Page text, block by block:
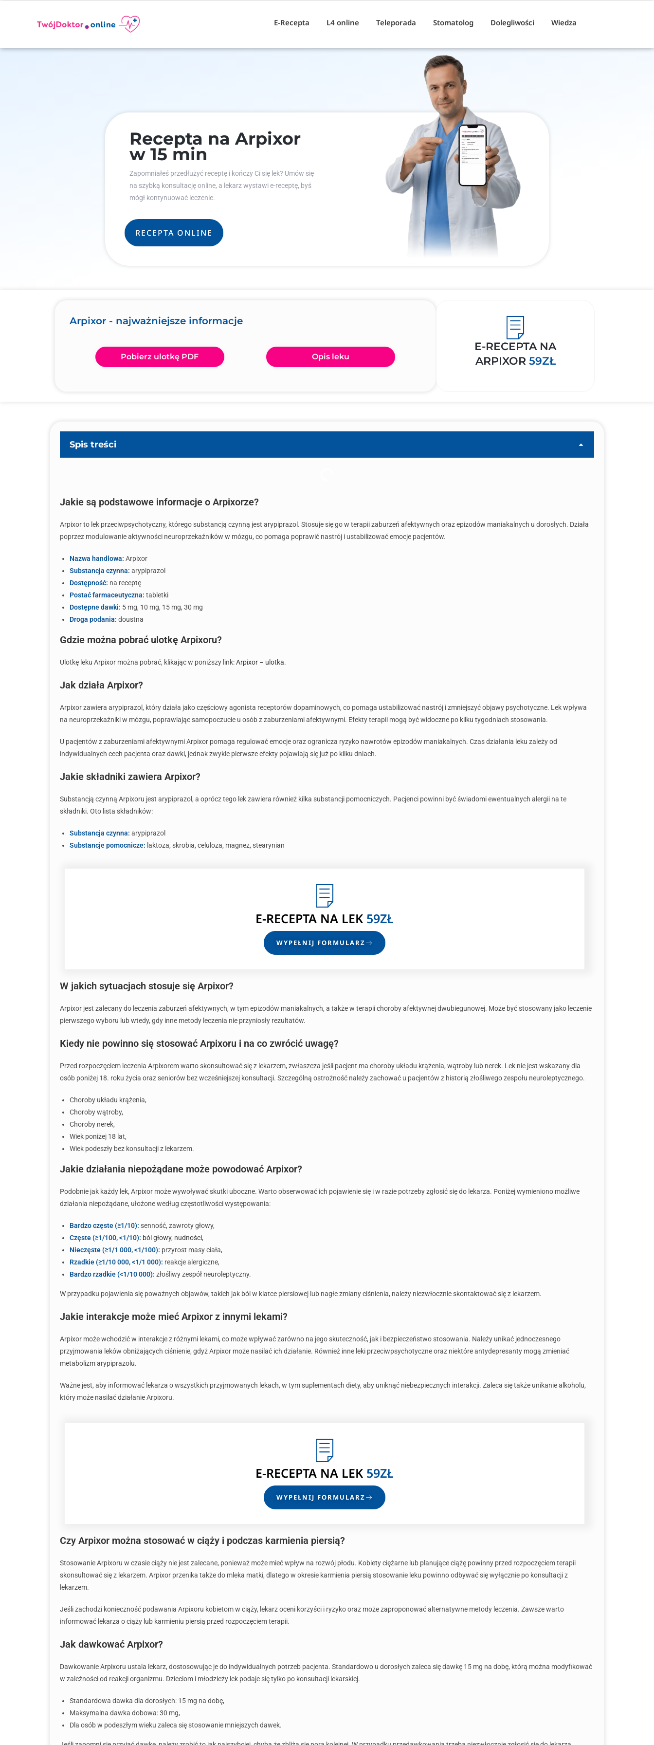
E-Recepta L4 online Teleporada Stomatolog Dolegliwości Wiedza
Recepta na Arpixor
w 15 min
Zapomniałeś przedłużyć receptę i kończy Ci się lek? Umów się
na szybką konsultację online, a lekarz wystawi e-receptę, byś
mógł kontynuować leczenie.
RECEPTA ONLINE
Arpixor - najważniejsze informacje
Pobierz ulotkę PDF Opis leku
E-RECEPTA NA
ARPIXOR 59ZŁ
Spis treści
Jakie są podstawowe informacje o Arpixorze?
Arpixor to lek przeciwpsychotyczny, którego substancją czynną jest arypiprazol. Stosuje się go w terapii zaburzeń afektywnych oraz epizodów maniakalnych u dorosłych. Działa
poprzez modulowanie aktywności neuroprzekaźników w mózgu, co pomaga poprawić nastrój i ustabilizować emocje pacjentów.
Nazwa handlowa: Arpixor
Substancja czynna: arypiprazol
Dostępność: na receptę
Postać farmaceutyczna: tabletki
Dostępne dawki: 5 mg, 10 mg, 15 mg, 30 mg
Droga podania: doustna
Gdzie można pobrać ulotkę Arpixoru?
Ulotkę leku Arpixor można pobrać, klikając w poniższy link:Arpixor – ulotka.
Jak działa Arpixor?
Arpixor zawiera arypiprazol, który działa jako częściowy agonista receptorów dopaminowych, co pomaga ustabilizować nastrój i zmniejszyć objawy psychotyczne. Lek wpływa
na neuroprzekaźniki w mózgu, poprawiając samopoczucie u osób z zaburzeniami afektywnymi. Efekty terapii mogą być widoczne po kilku tygodniach stosowania.
U pacjentów z zaburzeniami afektywnymi Arpixor pomaga regulować emocje oraz ogranicza ryzyko nawrotów epizodów maniakalnych. Czas działania leku zależy od
indywidualnych cech pacjenta oraz dawki, jednak zwykle pierwsze efekty pojawiają się już po kilku dniach.
Jakie składniki zawiera Arpixor?
Substancją czynną Arpixoru jest arypiprazol, a oprócz tego lek zawiera również kilka substancji pomocniczych. Pacjenci powinni być świadomi ewentualnych alergii na te
składniki. Oto lista składników:
Substancja czynna: arypiprazol
Substancje pomocnicze: laktoza, skrobia, celuloza, magnez, stearynian
E-RECEPTA NA LEK 59ZŁ
WYPEŁNIJ FORMULARZ
W jakich sytuacjach stosuje się Arpixor?
Arpixor jest zalecany do leczenia zaburzeń afektywnych, w tym epizodów maniakalnych, a także w terapii choroby afektywnej dwubiegunowej. Może być stosowany jako leczenie
pierwszego wyboru lub wtedy, gdy inne metody leczenia nie przyniosły rezultatów.
Kiedy nie powinno się stosować Arpixoru i na co zwrócić uwagę?
Przed rozpoczęciem leczenia Arpixorem warto skonsultować się z lekarzem, zwłaszcza jeśli pacjent ma choroby układu krążenia, wątroby lub nerek. Lek nie jest wskazany dla
osób poniżej 18. roku życia oraz seniorów bez wcześniejszej konsultacji. Szczególną ostrożność należy zachować u pacjentów z historią złośliwego zespołu neuroleptycznego.
Choroby układu krążenia,
Choroby wątroby,
Choroby nerek,
Wiek poniżej 18 lat,
Wiek podeszły bez konsultacji z lekarzem.
Jakie działania niepożądane może powodować Arpixor?
Podobnie jak każdy lek, Arpixor może wywoływać skutki uboczne. Warto obserwować ich pojawienie się i w razie potrzeby zgłosić się do lekarza. Poniżej wymieniono możliwe
działania niepożądane, ułożone według częstotliwości występowania:
Bardzo częste (≥1/10): senność, zawroty głowy,
Częste (≥1/100, <1/10): ból głowy, nudności,
Nieczęste (≥1/1 000, <1/100): przyrost masy ciała,
Rzadkie (≥1/10 000, <1/1 000): reakcje alergiczne,
Bardzo rzadkie (<1/10 000): złośliwy zespół neuroleptyczny.
W przypadku pojawienia się poważnych objawów, takich jak ból w klatce piersiowej lub nagłe zmiany ciśnienia, należy niezwłocznie skontaktować się z lekarzem.
Jakie interakcje może mieć Arpixor z innymi lekami?
Arpixor może wchodzić w interakcje z różnymi lekami, co może wpływać zarówno na jego skuteczność, jak i bezpieczeństwo stosowania. Należy unikać jednoczesnego
przyjmowania leków obniżających ciśnienie, gdyż Arpixor może nasilać ich działanie. Również inne leki przeciwpsychotyczne oraz niektóre antydepresanty mogą zmieniać
metabolizm arypiprazolu.
Ważne jest, aby informować lekarza o wszystkich przyjmowanych lekach, w tym suplementach diety, aby uniknąć niebezpiecznych interakcji. Zaleca się także unikanie alkoholu,
który może nasilać działanie Arpixoru.
E-RECEPTA NA LEK 59ZŁ
WYPEŁNIJ FORMULARZ
Czy Arpixor można stosować w ciąży i podczas karmienia piersią?
Stosowanie Arpixoru w czasie ciąży nie jest zalecane, ponieważ może mieć wpływ na rozwój płodu. Kobiety ciężarne lub planujące ciążę powinny przed rozpoczęciem terapii
skonsultować się z lekarzem. Arpixor przenika także do mleka matki, dlatego w okresie karmienia piersią stosowanie leku powinno odbywać się wyłącznie po konsultacji z
lekarzem.
Jeśli zachodzi konieczność podawania Arpixoru kobietom w ciąży, lekarz oceni korzyści i ryzyko oraz może zaproponować alternatywne metody leczenia. Zawsze warto
informować lekarza o ciąży lub karmieniu piersią przed rozpoczęciem terapii.
Jak dawkować Arpixor?
Dawkowanie Arpixoru ustala lekarz, dostosowując je do indywidualnych potrzeb pacjenta. Standardowo u dorosłych zaleca się dawkę 15 mg na dobę, którą można modyfikować
w zależności od reakcji organizmu. Dzieciom i młodzieży lek podaje się tylko po konsultacji lekarskiej.
Standardowa dawka dla dorosłych: 15 mg na dobę,
Maksymalna dawka dobowa: 30 mg,
Dla osób w podeszłym wieku zaleca się stosowanie mniejszych dawek.